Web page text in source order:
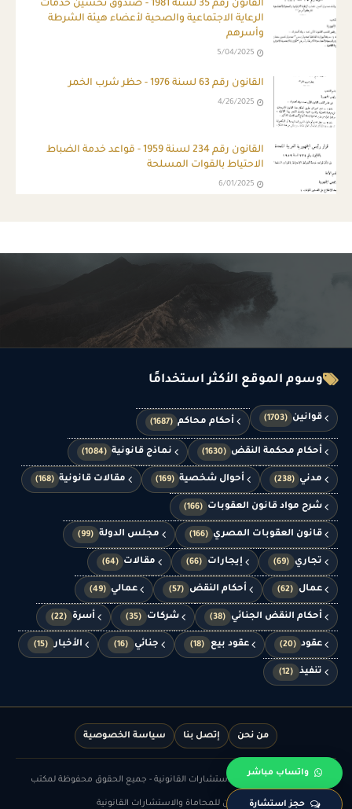
واتساب مباشر
حجز استشارة
القانون رقم 35 لسنة 1981 - صندوق تحسين خدمات
الرعاية الاجتماعية والصحية لأعضاء هيئة الشرطة
وأسرهم
5/04/2025
القانون رقم 63 لسنة 1976 - حظر شرب الخمر
4/26/2025
القانون رقم 234 لسنة 1959 - قواعد خدمة الضباط
الاحتياط بالقوات المسلحة
6/01/2025
وسوم الموقع الأكثر استخدامًا
قوانين (1703) أحكام محاكم (1687)
أحكام محكمة النقض (1630) نماذج قانونية (1084)
مدني (238) أحوال شخصية (169) مقالات قانونية (168)
شرح مواد قانون العقوبات (166)
قانون العقوبات المصري (166) مجلس الدولة (99)
تجاري (69) إيجارات (66) مقالات (64)
عمال (62) أحكام النقض (57) عمالي (49)
أحكام النقض الجنائي (38) شركات (35) أسرة (22)
عقود (20) عقود بيع (18) جنائي (16) الأخبار (15)
تنفيذ (12)
من نحن إتصل بنا سياسة الخصوصية
© الدهشان للمحاماة والاستشارات القانونية - جميع الحقوق محفوظة لمكتب
الدهشان للمحاماة والاستشارات القانونية